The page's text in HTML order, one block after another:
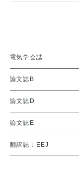
電気学会誌
論文誌B
論文誌D
論文誌E
翻訳誌：EEJ